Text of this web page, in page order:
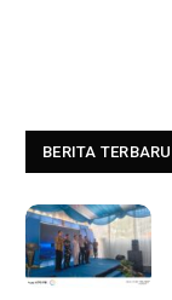
BERITA TERBARU